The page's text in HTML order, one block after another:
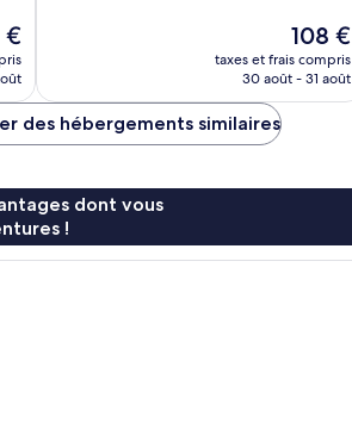
€
Le
nouveau
prix
108 €
taxes et frais compris
30 août - 31 août
des hébergements similaires
dont vous
!